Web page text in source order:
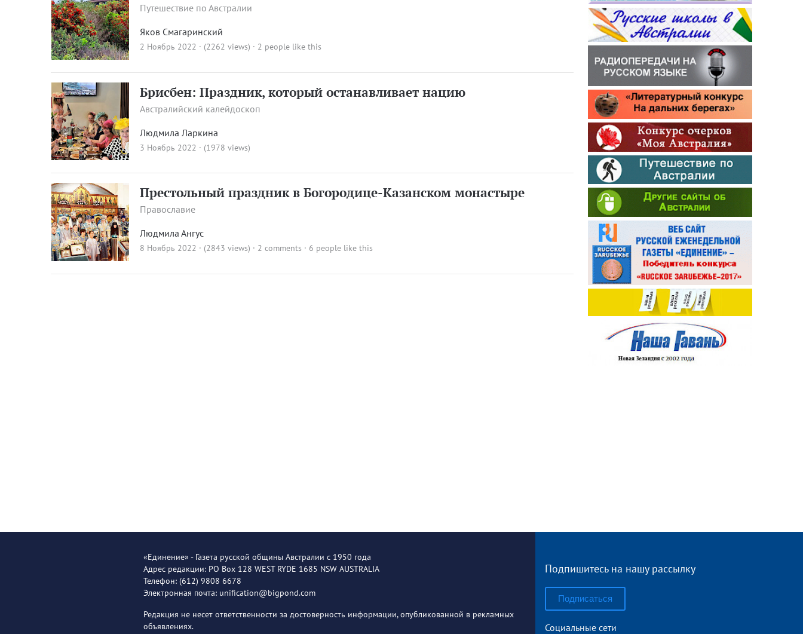
Путешествие по Австралии
Яков Смагаринский
2 Ноябрь 2022 · (2262 views) · 2 people like this
Брисбен: Праздник, который останавливает нацию
Австралийский калейдоскоп
Людмила Ларкина
3 Ноябрь 2022 · (1978 views)
Престольный праздник в Богородице-Казанском монастыре
Православие
Людмила Ангус
8 Ноябрь 2022 · (2843 views) · 2 comments · 6 people like this
«Единение» - Газета русской общины Австралии с 1950 года
Адрес редакции: PO Box 128 WEST RYDE 1685 NSW AUSTRALIA
Телефон: (612) 9808 6678
Электронная почта: unification@bigpond.com
Редакция не несет ответственности за достоверность информации, опубликованной в рекламных
объявлениях.
Подпишитесь на нашу рассылку
Подписаться
Социальные сети